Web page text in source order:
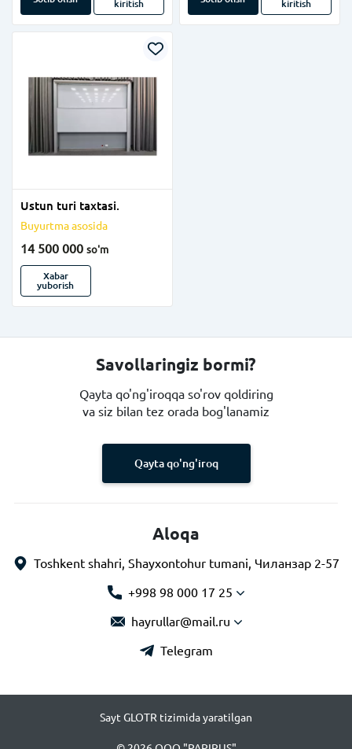
kiritish
kiritish
Ustun turi taxtasi.
Buyurtma asosida
14 500 000 so'm
Xabar
yuborish
Savollaringiz bormi?
Qayta qo'ng'iroqqa so'rov qoldiring
va siz bilan tez orada bog'lanamiz
Qayta qo'ng'iroq
Aloqa
Toshkent shahri, Shayxontohur tumani, Чиланзар 2-57
+998 98 000 17 25
hayrullar@mail.ru
Telegram
Sayt GLOTR tizimida yaratilgan